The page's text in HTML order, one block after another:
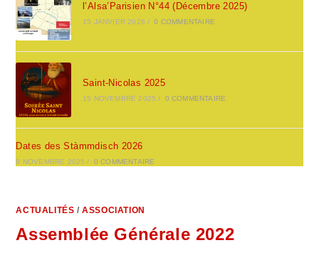
l’Alsa’Parisien N°44 (Décembre 2025)
15 JANVIER 2026 / 0 COMMENTAIRE
Saint-Nicolas 2025
15 NOVEMBRE 2025 / 0 COMMENTAIRE
Dates des Stàmmdisch 2026
9 NOVEMBRE 2025 / 0 COMMENTAIRE
ACTUALITÉS /ASSOCIATION
Assemblée Générale 2022